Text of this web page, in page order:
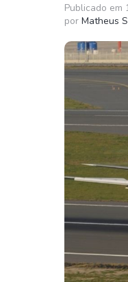
Taesa
Itausa
Ambev
Weg
Petrobrás
Ver todos
Publicado em
por Matheus